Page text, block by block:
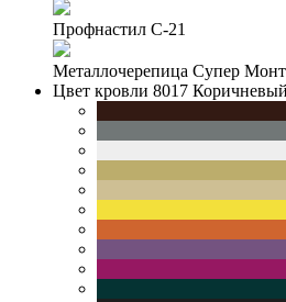
Профнастил С-21
Металлочерепица Супер
Цвет кровли 8017